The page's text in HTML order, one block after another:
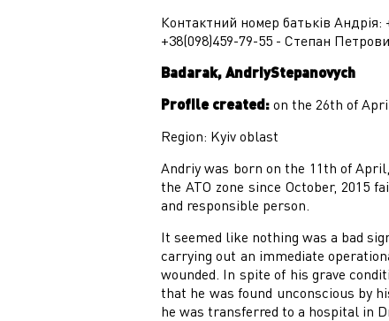
Контактний номер батьків
+38(098)459-79-55 - Степан
Badarak, AndriyStepanovych
Profile created:on the 26th of
Region: Kyiv oblast
Andriy was born on the 11th of
the ATO zone since October, 2015
and responsible person.
It seemed like nothing was a bad
carrying out an immediate
wounded. In spite of his grave
that he was found unconscious by
he was transferred to a hospital in